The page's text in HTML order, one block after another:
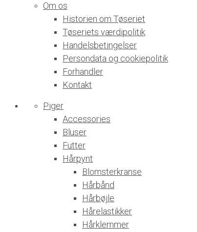
Om os
Historien om Tøseriet
Tøseriets værdipolitik
Handelsbetingelser
Persondata og cookiepolitik
Forhandler
Kontakt
Piger
Accessories
Bluser
Futter
Hårpynt
Blomsterkranse
Hårbånd
Hårbøjle
Hårelastikker
Hårklemmer